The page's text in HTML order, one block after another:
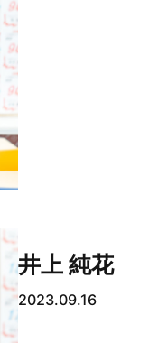
井上 純花
2023.09.16